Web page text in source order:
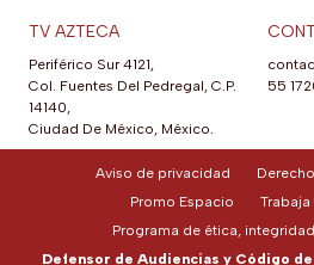
TV AZTECA
Periférico Sur 4121,
Col. Fuentes Del Pedregal, C.P.
14140,
Ciudad De México, México.
55
Aviso de privacidad
Promo Espacio
Programa de ética,
Defensor de Audiencias y Código